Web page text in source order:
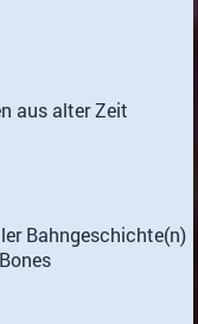
aus alter Zeit
Bahngeschichte(n)